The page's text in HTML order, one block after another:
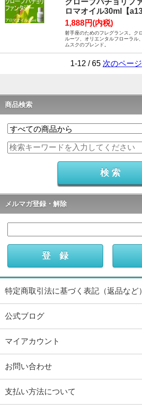
クローブパチョリフ
ロマオイル30ml【
1,888円(内税)
射手座のためのフレグランス。ク
ルーツ、オリエンタルフローラル
ムスクのブレンド。
1-12 / 65 次のペー
商品検索
メルマガ登録・解除
特定商取引法に基づく表記（返品など）
公式ブログ
マイアカウント
お問い合わせ
支払い方法について